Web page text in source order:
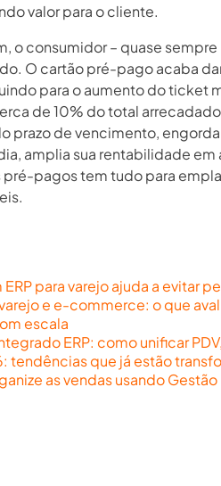
valor para o cliente.
o consumidor – quase
O cartão pré-pago acaba
para o aumento do ticket
de 10% do total
prazo de vencimento,
amplia sua rentabilidade
pré-pagos tem tudo para
para varejo ajuda a evitar
varejo e e-commerce: o que
escala
ERP: como unificar
tendências que já estão
as vendas usando